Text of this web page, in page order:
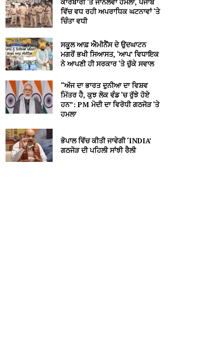
ਵਿੱਚ ਵਧ ਰਹੀ ਅਪਰਾਧਿਕ ਘਟਨਾਵਾਂ ‘ਤੇ
ਚਿੰਤਾ ਵਧੀ
ਸਕੂਲ ਆਫ਼ ਐਮੀਨੈਂਸ ਦੇ ਉਦਘਾਟਨ
ਮਗਰੋਂ ਭਖੀ ਸਿਆਸਤ, ‘ਆਪ’ ਵਿਧਾਇਕ
ਨੇ ਆਪਣੀ ਹੀ ਸਰਕਾਰ ‘ਤੇ ਚੁੱਕੇ ਸਵਾਲ
“ਅੱਜ ਦਾ ਭਾਰਤ ਦੁਨੀਆ ਦਾ ਵਿਸ਼ਵ
ਮਿੱਤਰ ਹੈ, ਕੁਝ ਲੋਕ ਵੰਡ ‘ਚ ਰੁੱਝੇ ਹੋਏ
ਹਨ”: PM ਮੋਦੀ ਦਾ ਵਿਰੋਧੀ ਗਠਜੋੜ ‘ਤੇ
ਹਮਲਾ
ਭੋਪਾਲ ਵਿੱਚ ਕੀਤੀ ਜਾਵੇਗੀ ‘INDIA’
ਗਠਜੋੜ ਦੀ ਪਹਿਲੀ ਸਾਂਝੀ ਰੈਲੀ